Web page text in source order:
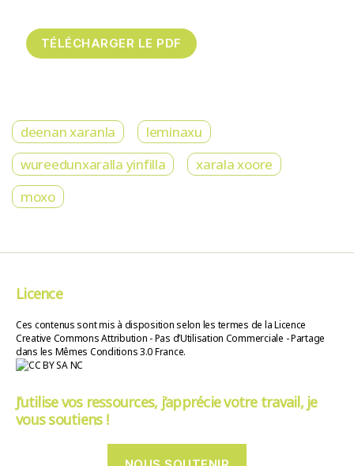
deenan xaranla
leminaxu
wureedunxaralla yinfilla
xarala xoore
moxo
Licence
Ces contenus sont mis à disposition selon les termes de la Licence
Creative Commons Attribution - Pas d’Utilisation Commerciale - Partage
dans les Mêmes Conditions 3.0 France.
J’utilise vos ressources, j’apprécie votre travail, je
vous soutiens !